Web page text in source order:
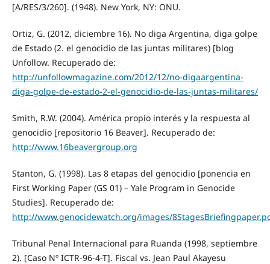
[A/RES/3/260]. (1948). New York, NY: ONU.
Ortiz, G. (2012, diciembre 16). No diga Argentina, diga golpe
de Estado (2. el genocidio de las juntas militares) [blog
Unfollow. Recuperado de:
http://unfollowmagazine.com/2012/12/no-digaargentina-
diga-golpe-de-estado-2-el-genocidio-de-las-juntas-militares/
Smith, R.W. (2004). América propio interés y la respuesta al
genocidio [repositorio 16 Beaver]. Recuperado de:
http://www.16beavergroup.org
Stanton, G. (1998). Las 8 etapas del genocidio [ponencia en
First Working Paper (GS 01) – Yale Program in Genocide
Studies]. Recuperado de:
http://www.genocidewatch.org/images/
Tribunal Penal Internacional para Ruanda (1998, septiembre
2). [Caso Nº ICTR-96-4-T]. Fiscal vs. Jean Paul Akayesu